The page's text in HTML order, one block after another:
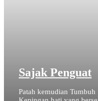
Sajak Penguat
Patah kemudian